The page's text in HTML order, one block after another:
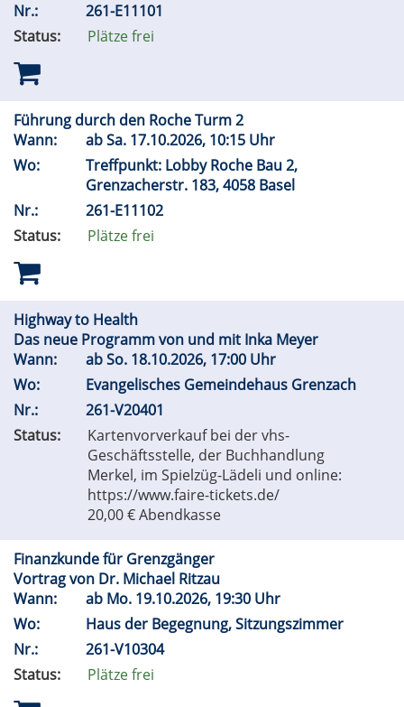
Nr.:
261-E11101
Status:
Plätze frei
Führung durch den Roche Turm 2
Wann:
abSa. 17.10.2026, 10:15 Uhr
Wo:
Treffpunkt: Lobby Roche Bau 2,
Grenzacherstr. 183, 4058 Basel
Nr.:
261-E11102
Status:
Plätze frei
Highway to Health
Das neue Programm von und mit Inka Meyer
Wann:
abSo. 18.10.2026, 17:00 Uhr
Wo:
Evangelisches Gemeindehaus Grenzach
Nr.:
261-V20401
Status:
Kartenvorverkauf bei der vhs-
Geschäftsstelle, der Buchhandlung
Merkel, im Spielzüg-Lädeli und online:
https://www.faire-tickets.de/
20,00 € Abendkasse
Finanzkunde für Grenzgänger
Vortrag von Dr. Michael Ritzau
Wann:
ab Mo. 19.10.2026, 19:30 Uhr
Wo:
Haus der Begegnung, Sitzungszimmer
Nr.:
261-V10304
Status:
Plätze frei